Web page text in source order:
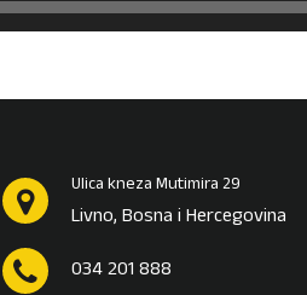
Ulica kneza Mutimira 29
Livno, Bosna i Hercegovina
034 201 888